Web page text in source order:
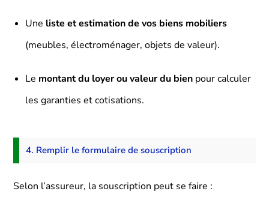
Une liste et estimation de vos biens mobiliers
(meubles, électroménager, objets de valeur).
Le montant du loyer ou valeur du bien pour calculer
les garanties et cotisations.
4. Remplir le formulaire de souscription
Selon l’assureur, la souscription peut se faire :